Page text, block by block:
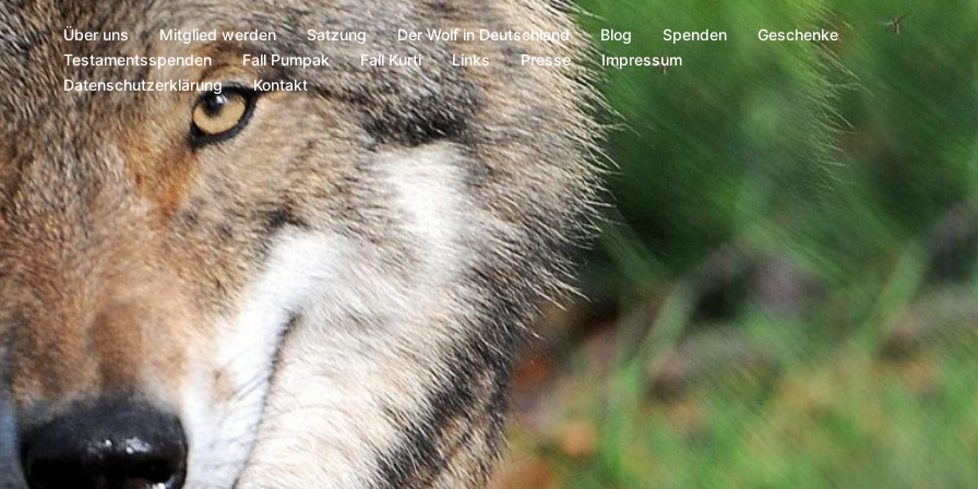
Über uns Mitglied werden Satzung Der Wolf in Deutschland Blog Spenden
Geschenke
Testamentsspenden
Fall Pumpak Fall Kurti Links Presse
Impressum
Datenschutzerklärung
Kontakt